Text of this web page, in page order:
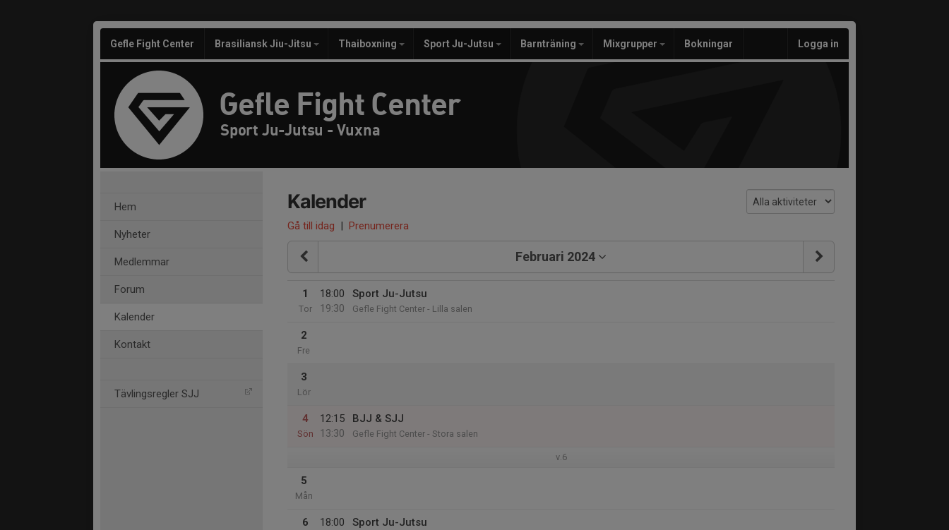
Gefle Fight Center Brasiliansk Jiu-Jitsu Thaiboxning Sport Ju-Jutsu Barnträning Mixgrupper Bokningar Logga in
Gefle Fight Center
Sport Ju-Jutsu - Vuxna
Hem
Nyheter
Medlemmar
Forum
Kalender
Kontakt
Tävlingsregler SJJ
Kalender
Gå till idag | Prenumerera
Februari 2024
1
Tor
18:00
19:30
Sport Ju-Jutsu
Gefle Fight Center - Lilla salen
2
Fre
3
Lör
4
Sön
12:15
13:30
BJJ & SJJ
Gefle Fight Center - Stora salen
v.6
5
Mån
6
18:00
Sport Ju-Jutsu